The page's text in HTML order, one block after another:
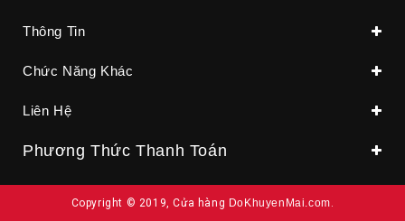
Thông Tin
Chức Năng Khác
Liên Hệ
Phương Thức Thanh Toán
Copyright © 2019, Cửa hàng DoKhuyenMai.com